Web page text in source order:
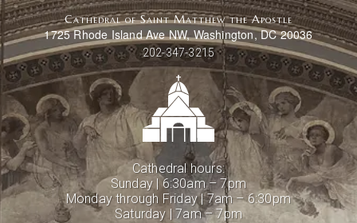
Cathedral hours:
Sunday | 6:30am – 7pm
Monday through Friday | 7am – 6:30pm
Saturday | 7am – 7pm
Cathedral of Saint Matthew the Apostle
1725 Rhode Island Ave NW, Washington, DC 20036
202-347-3215